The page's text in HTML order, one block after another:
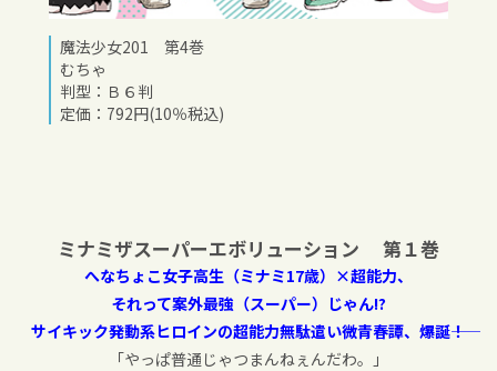
魔法少女201 第4巻
むちゃ
判型：Ｂ６判
定価：792円(10％税込)
ミナミザスーパーエボリューション 第１巻
へなちょこ女子高生（ミナミ17歳）×超能力、
それって案外最強（スーパー）じゃん!?
サイキック発動系ヒロインの超能力無駄遣い微青春譚、爆誕――！
「やっぱ普通じゃつまんねぇんだわ。」